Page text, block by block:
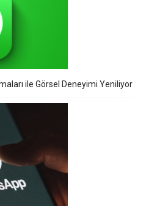
ile Görsel Deneyimi Yeniliyor